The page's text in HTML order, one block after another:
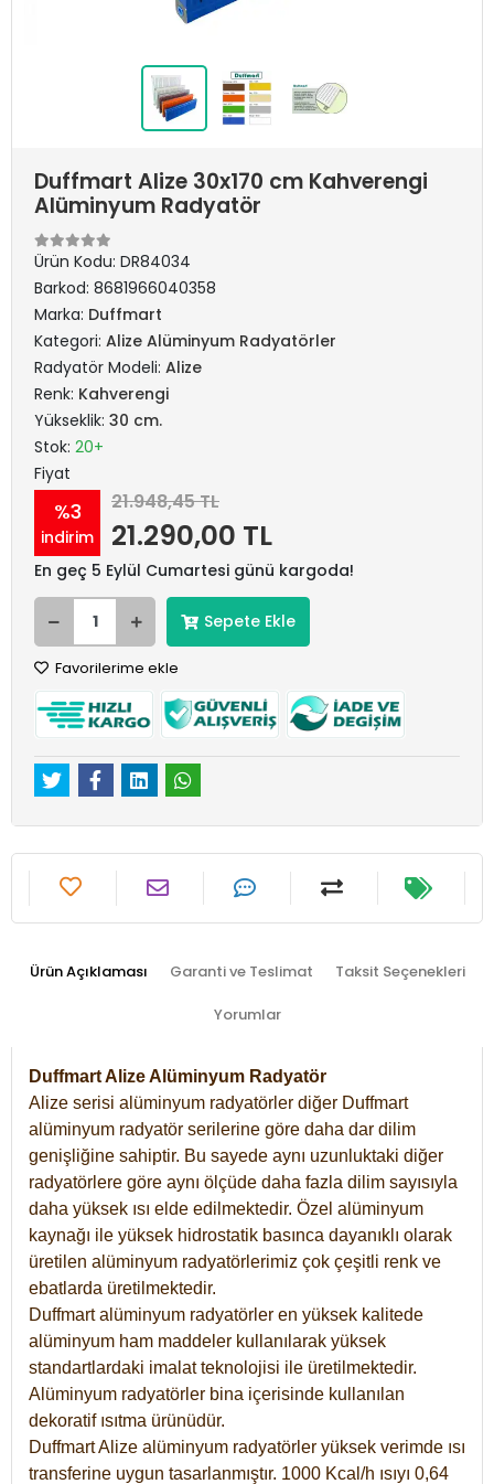
Duffmart Alize 30x170 cm Kahverengi
Alüminyum Radyatör
Ürün Kodu: DR84034
Barkod: 8681966040358
Marka: Duffmart
Kategori: Alize Alüminyum Radyatörler
Radyatör Modeli: Alize
Renk: Kahverengi
Yükseklik: 30 cm.
Stok: 20+
Fiyat
%3
indirim
21.948,45 TL
21.290,00 TL
En geç 5 Eylül Cumartesi günü kargoda!
Sepete Ekle
Favorilerime ekle
Ürün Açıklaması Garanti ve Teslimat Taksit Seçenekleri
Yorumlar
Duffmart Alize Alüminyum Radyatör
Alize serisi alüminyum radyatörler diğer Duffmart
alüminyum radyatör serilerine göre daha dar dilim
genişliğine sahiptir. Bu sayede aynı uzunluktaki diğer
radyatörlere göre aynı ölçüde daha fazla dilim sayısıyla
daha yüksek ısı elde edilmektedir. Özel alüminyum
kaynağı ile yüksek hidrostatik basınca dayanıklı olarak
üretilen alüminyum radyatörlerimiz çok çeşitli renk ve
ebatlarda üretilmektedir.
Duffmart alüminyum radyatörler en yüksek kalitede
alüminyum ham maddeler kullanılarak yüksek
standartlardaki imalat teknolojisi ile üretilmektedir.
Alüminyum radyatörler bina içerisinde kullanılan
dekoratif ısıtma ürünüdür.
Duffmart Alize alüminyum radyatörler yüksek verimde ısı
transferine uygun tasarlanmıştır. 1000 Kcal/h ısıyı 0,64